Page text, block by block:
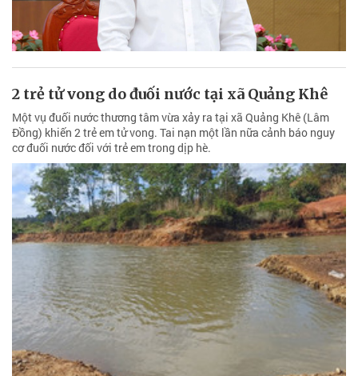
2 trẻ tử vong do đuối nước tại xã Quảng Khê
Một vụ đuối nước thương tâm vừa xảy ra tại xã Quảng Khê (Lâm
Đồng) khiến 2 trẻ em tử vong. Tai nạn một lần nữa cảnh báo nguy
cơ đuối nước đối với trẻ em trong dịp hè.